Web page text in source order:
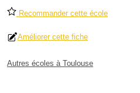
Recommander cette école
Améliorer cette fiche
Autres écoles à Toulouse